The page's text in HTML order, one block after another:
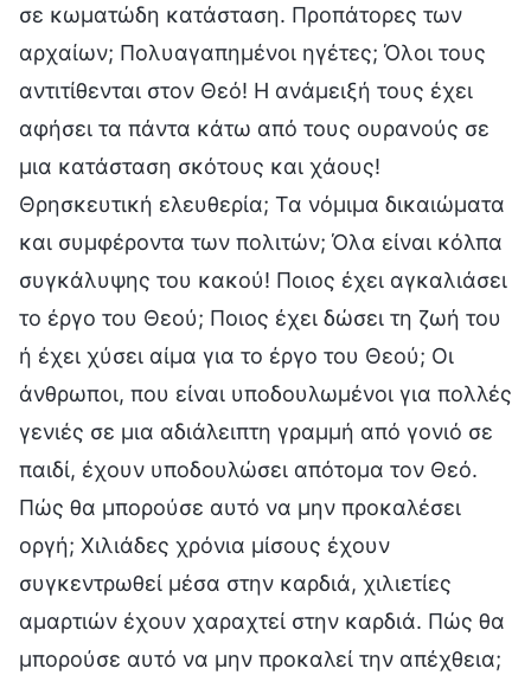
σε κωματώδη κατάσταση. Προπάτορες των
αρχαίων; Πολυαγαπημένοι ηγέτες; Όλοι τους
αντιτίθενται στον Θεό! Η ανάμειξή τους έχει
αφήσει τα πάντα κάτω από τους ουρανούς σε
μια κατάσταση σκότους και χάους!
Θρησκευτική ελευθερία; Τα νόμιμα δικαιώματα
και συμφέροντα των πολιτών; Όλα είναι κόλπα
συγκάλυψης του κακού! Ποιος έχει αγκαλιάσει
το έργο του Θεού; Ποιος έχει δώσει τη ζωή του
ή έχει χύσει αίμα για το έργο του Θεού; Οι
άνθρωποι, που είναι υποδουλωμένοι για πολλές
γενιές σε μια αδιάλειπτη γραμμή από γονιό σε
παιδί, έχουν υποδουλώσει απότομα τον Θεό.
Πώς θα μπορούσε αυτό να μην προκαλέσει
οργή; Χιλιάδες χρόνια μίσους έχουν
συγκεντρωθεί μέσα στην καρδιά, χιλιετίες
αμαρτιών έχουν χαραχτεί στην καρδιά. Πώς θα
μπορούσε αυτό να μην προκαλεί την απέχθεια;